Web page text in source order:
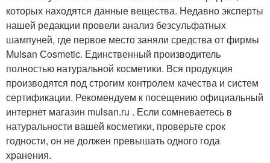
которых находятся данные вещества. Недавно эксперты
нашей редакции провели анализ безсульфатных
шампуней, где первое место заняли средства от фирмы
Mulsan Сosmetic. Единственный производитель
полностью натуральной косметики. Вся продукция
производятся под строгим контролем качества и систем
сертификации. Рекомендуем к посещению официальный
интернет магазин mulsan.ru . Если сомневаетесь в
натуральности вашей косметики, проверьте срок
годности, он не должен превышать одного года
хранения.